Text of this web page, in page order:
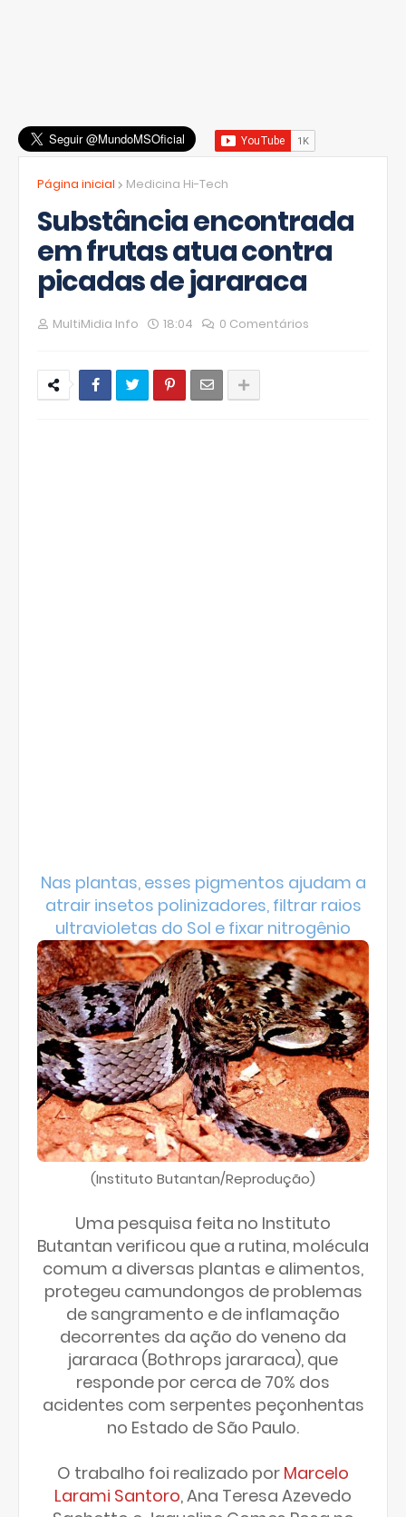
Página inicial Medicina Hi-Tech
Substância encontrada
em frutas atua contra
picadas de jararaca
MultiMidia Info 18:04 0 Comentários
Nas plantas, esses pigmentos ajudam a
atrair insetos polinizadores, filtrar raios
ultravioletas do Sol e fixar nitrogênio
(Instituto Butantan/Reprodução)
Uma pesquisa feita no Instituto
Butantan verificou que a rutina, molécula
comum a diversas plantas e alimentos,
protegeu camundongos de problemas
de sangramento e de inflamação
decorrentes da ação do veneno da
jararaca (Bothrops jararaca), que
responde por cerca de 70% dos
acidentes com serpentes peçonhentas
no Estado de São Paulo.
O trabalho foi realizado por Marcelo
Larami Santoro, Ana Teresa Azevedo